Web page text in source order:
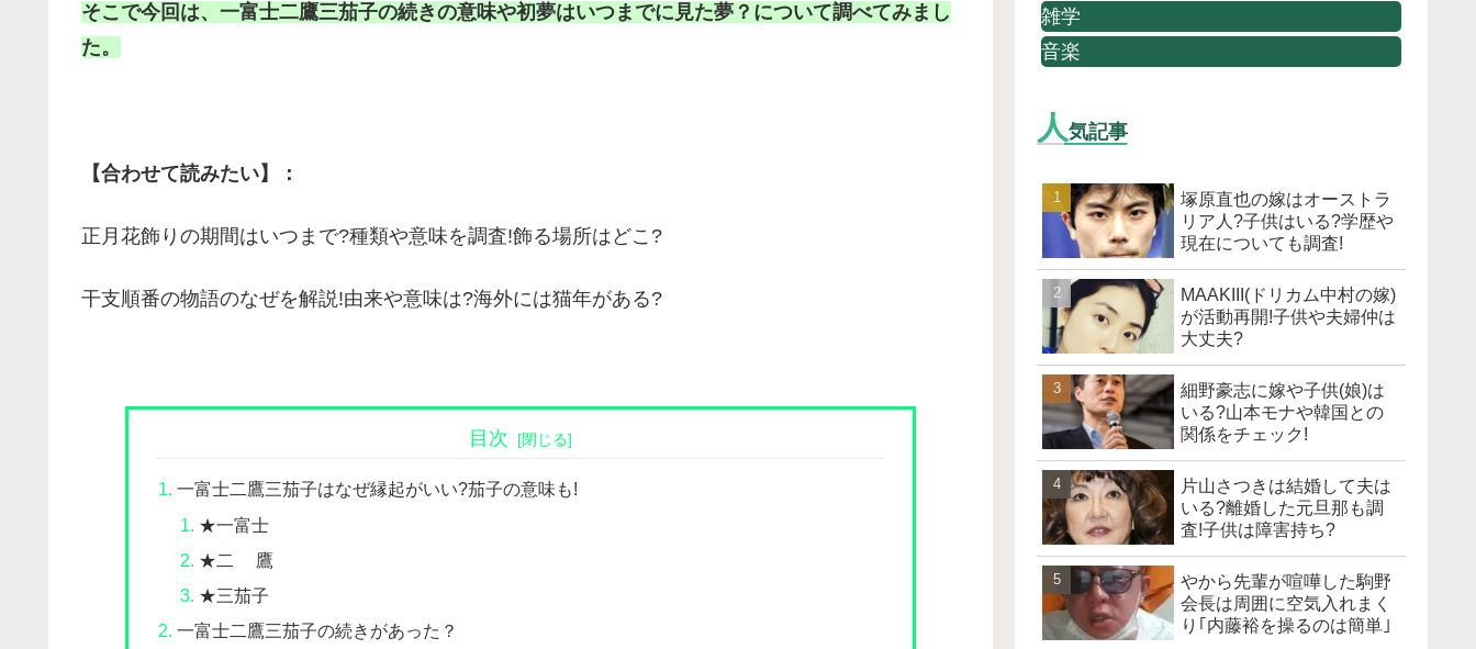
そこで今回は、一富士二鷹三茄子の続きの意味や初夢はいつまでに見た夢？について調べてみまし
た。
【合わせて読みたい】：
正月花飾りの期間はいつまで?種類や意味を調査!飾る場所はどこ?
干支順番の物語のなぜを解説!由来や意味は?海外には猫年がある?
目次
一富士二鷹三茄子はなぜ縁起がいい?茄子の意味も!
★一富士
★二 鷹
★三茄子
一富士二鷹三茄子の続きがあった？
雑学
音楽
人気記事
塚原直也の嫁はオーストラ
リア人?子供はいる?学歴や
現在についても調査!
MAAKIII(ドリカム中村の嫁)
が活動再開!子供や夫婦仲は
大丈夫?
細野豪志に嫁や子供(娘)は
いる?山本モナや韓国との
関係をチェック!
片山さつきは結婚して夫は
いる?離婚した元旦那も調
査!子供は障害持ち?
やから先輩が喧嘩した駒野
会長は周囲に空気入れまく
り｢内藤裕を操るのは簡単｣